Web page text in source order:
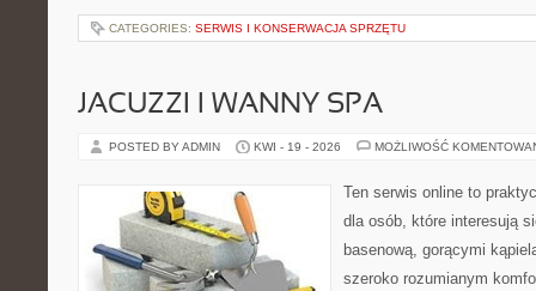
CATEGORIES: SERWIS I KONSERWACJA SPRZĘTU
JACUZZI I WANNY SPA
POSTED BY ADMIN KWI - 19 - 2026 MOŻLIWOŚĆ
Ten serwis online to
dla osób, które interesują
basenową, gorącymi
szeroko rozumianym